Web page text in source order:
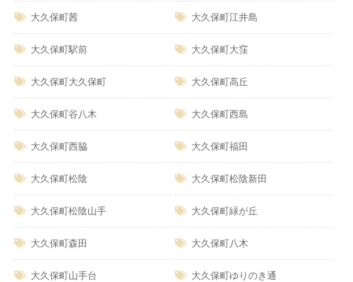
大久保町茜 大久保町江井島
大久保町駅前 大久保町大窪
大久保町大久保町 大久保町高丘
大久保町谷八木 大久保町西島
大久保町西脇 大久保町福田
大久保町松陰 大久保町松陰新田
大久保町松陰山手 大久保町緑が丘
大久保町森田 大久保町八木
大久保町山手台 大久保町ゆりのき通